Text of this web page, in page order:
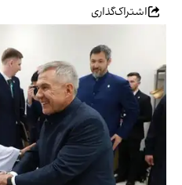
اشتراک‌گذاری